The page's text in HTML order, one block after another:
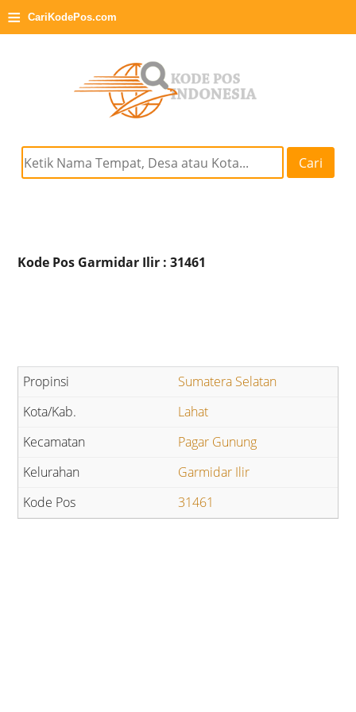
≡ CariKodePos.com
Cari
Kode Pos Garmidar Ilir : 31461
Sumatera Selatan
Lahat
Pagar Gunung
Garmidar Ilir
31461